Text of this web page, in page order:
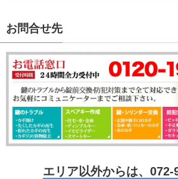
お問合せ先
エリア以外からは、072-